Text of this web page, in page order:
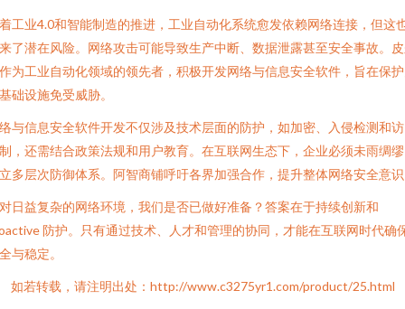
工业4.0和智能制造的推进，工业自动化系统愈发依赖网络连接，但这
了潜在风险。网络攻击可能导致生产中断、数据泄露甚至安全事故。
为工业自动化领域的领先者，积极开发网络与信息安全软件，旨在保
础设施免受威胁。
与信息安全软件开发不仅涉及技术层面的防护，如加密、入侵检测和
，还需结合政策法规和用户教育。在互联网生态下，企业必须未雨绸
多层次防御体系。阿智商铺呼吁各界加强合作，提升整体网络安全意
日益复杂的网络环境，我们是否已做好准备？答案在于持续创新和
防护。只有通过技术、人才和管理的协同，才能在互联网时代确
与稳定。
如若转载，请注明出处：http://www.c3275yr1.com/product/25.html